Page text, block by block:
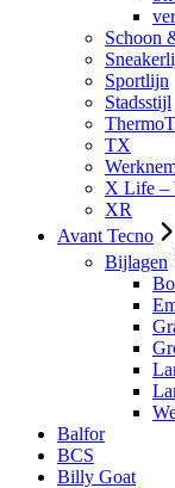
Schoon
Sportlijn
Stadsstijl
TX
X Life –
XR
Avant Tecno
Bijlagen
Balfor
BCS
Billy Goat